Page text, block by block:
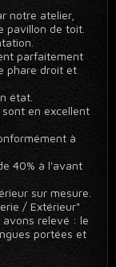
notre atelier,
pavillon de toit.
parfaitement
phare droit et
état.
sont en excellent
à
40% à l'avant
sur mesure.
/ Extérieur"
relevé : le
portées et